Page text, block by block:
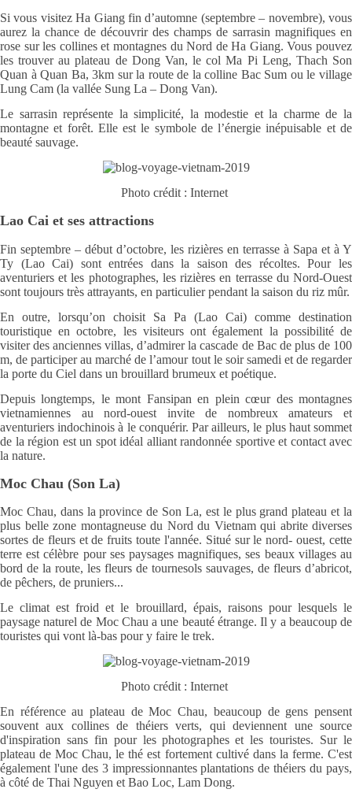
Si vous visitez Ha Giang fin d’automne (septembre – novembre), vous
aurez la chance de découvrir des champs de sarrasin magnifiques en
rose sur les collines et montagnes du Nord de Ha Giang. Vous pouvez
les trouver au plateau de Dong Van, le col Ma Pi Leng, Thach Son
Quan à Quan Ba, 3km sur la route de la colline Bac Sum ou le village
Lung Cam (la vallée Sung La – Dong Van).
Le sarrasin représente la simplicité, la modestie et la charme de la
montagne et forêt. Elle est le symbole de l’énergie inépuisable et de
beauté sauvage.
Photo crédit : Internet
Lao Cai et ses attractions
Fin septembre – début d’octobre, les rizières en terrasse à Sapa et à Y
Ty (Lao Cai) sont entrées dans la saison des récoltes. Pour les
aventuriers et les photographes, les rizières en terrasse du Nord-Ouest
sont toujours très attrayants, en particulier pendant la saison du riz mûr.
En outre, lorsqu’on choisit Sa Pa (Lao Cai) comme destination
touristique en octobre, les visiteurs ont également la possibilité de
visiter des anciennes villas, d’admirer la cascade de Bac de plus de 100
m, de participer au marché de l’amour tout le soir samedi et de regarder
la porte du Ciel dans un brouillard brumeux et poétique.
Depuis longtemps, le mont Fansipan en plein cœur des montagnes
vietnamiennes au nord-ouest invite de nombreux amateurs et
aventuriers indochinois à le conquérir. Par ailleurs, le plus haut sommet
de la région est un spot idéal alliant randonnée sportive et contact avec
la nature.
Moc Chau (Son La)
Moc Chau, dans la province de Son La, est le plus grand plateau et la
plus belle zone montagneuse du Nord du Vietnam qui abrite diverses
sortes de fleurs et de fruits toute l'année. Situé sur le nord- ouest, cette
terre est célèbre pour ses paysages magnifiques, ses beaux villages au
bord de la route, les fleurs de tournesols sauvages, de fleurs d’abricot,
de pêchers, de pruniers...
Le climat est froid et le brouillard, épais, raisons pour lesquels le
paysage naturel de Moc Chau a une beauté étrange. Il y a beaucoup de
touristes qui vont là-bas pour y faire le trek.
Photo crédit : Internet
En référence au plateau de Moc Chau, beaucoup de gens pensent
souvent aux collines de théiers verts, qui deviennent une source
d'inspiration sans fin pour les photographes et les touristes. Sur le
plateau de Moc Chau, le thé est fortement cultivé dans la ferme. C'est
également l'une des 3 impressionnantes plantations de théiers du pays,
à côté de Thai Nguyen et Bao Loc, Lam Dong.